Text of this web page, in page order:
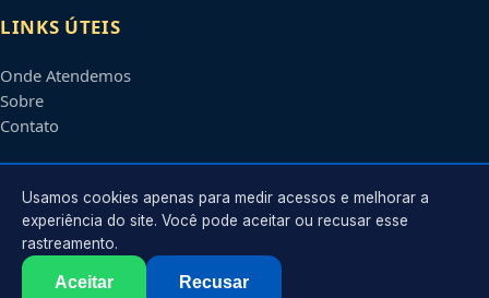
LINKS ÚTEIS
Onde Atendemos
Sobre
Contato
CONTATO
Atendimento em
contato@encanadorempiracicaba.com.br
Usamos cookies apenas para medir acessos e melhorar a
experiência do site. Você pode aceitar ou recusar esse
rastreamento.
Aceitar Recusar